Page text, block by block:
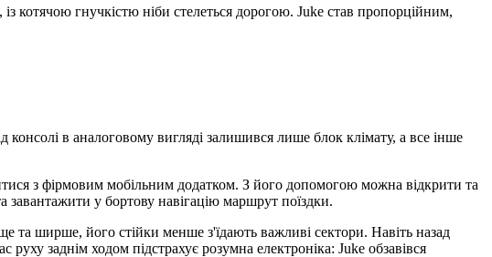
котячою гнучкістю ніби стелеться дорогою. Juke став пропорційним,
консолі в аналоговому вигляді залишився лише блок клімату, а все інше
з фірмовим мобільним додатком. З його допомогою можна відкрити та
завантажити у бортову навігацію маршрут поїздки.
та ширше, його стійки менше з'їдають важливі сектори. Навіть назад
заднім ходом підстрахує розумна електроніка: Juke обзавівся